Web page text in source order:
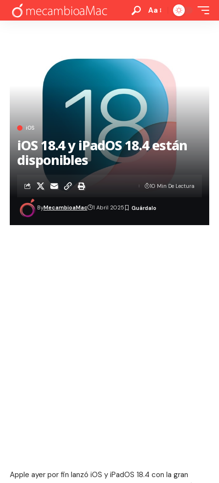
Aa
iOS
iOS 18.4 y iPadOS 18.4 están
disponibles
ByMecambioaMac 1 Abril 2025
10 Min De Lectura
Apple ayer por fin lanzó iOS y iPadOS 18.4 con la gran